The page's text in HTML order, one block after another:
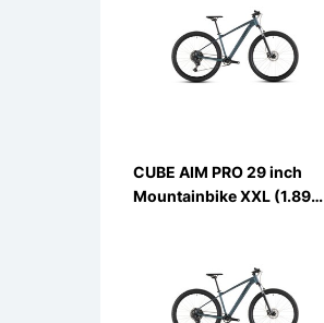
CUBE AIM PRO 29 inch
Mountainbike XXL (1.89m